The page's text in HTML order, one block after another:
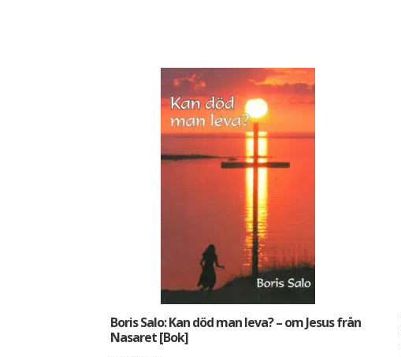
Boris Salo: Kan död man leva? – om Jesus från
Nasaret [Bok]